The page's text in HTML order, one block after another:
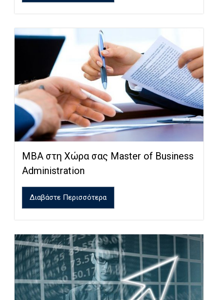
MBA στη Xώρα σας Master of Business
Administration
Διαβάστε Περισσότερα